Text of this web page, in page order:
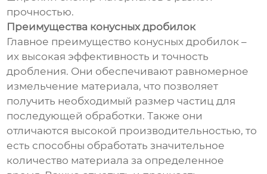
прочностью.
Преимущества конусных дробилок
Главное преимущество конусных дробилок –
их высокая эффективность и точность
дробления. Они обеспечивают равномерное
измельчение материала, что позволяет
получить необходимый размер частиц для
последующей обработки. Также они
отличаются высокой производительностью, то
есть способны обработать значительное
количество материала за определенное